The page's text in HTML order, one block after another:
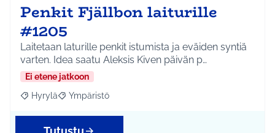
Penkit Fjällbon laiturille
#1205
Laitetaan laturille penkit istumista ja eväiden syntiä
varten. Idea saatu Aleksis Kiven päivän p…
Ei etene jatkoon
Rajaa tulokset aihepiirin mukaan: Hyrylä
Hyrylä Rajaa tulokset teeman mukaan: Ympäristö
Ympäristö